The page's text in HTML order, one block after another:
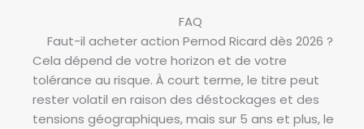
FAQ
Faut-il acheter action Pernod Ricard dès 2026 ?
Cela dépend de votre horizon et de votre
tolérance au risque. À court terme, le titre peut
rester volatil en raison des déstockages et des
tensions géographiques, mais sur 5 ans et plus, le